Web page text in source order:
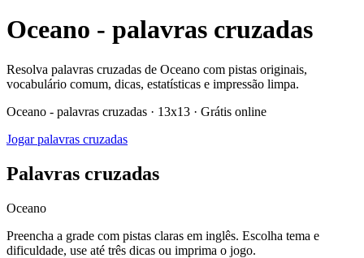
Oceano - palavras cruzadas
Resolva palavras cruzadas de Oceano com pistas originais,
vocabulário comum, dicas, estatísticas e impressão limpa.
Oceano - palavras cruzadas · 13x13 · Grátis online
Jogar palavras cruzadas
Palavras cruzadas
Oceano
Preencha a grade com pistas claras em inglês. Escolha tema e
dificuldade, use até três dicas ou imprima o jogo.